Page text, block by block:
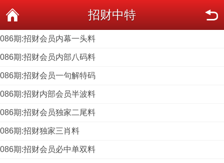
招财中特
086期:招财会员内幕一头料
086期:招财会员内部八码料
086期:招财会员一句解特码
086期:招财内部会员半波料
086期:招财会员独家二尾料
086期:招财独家三肖料
086期:招财会员必中单双料